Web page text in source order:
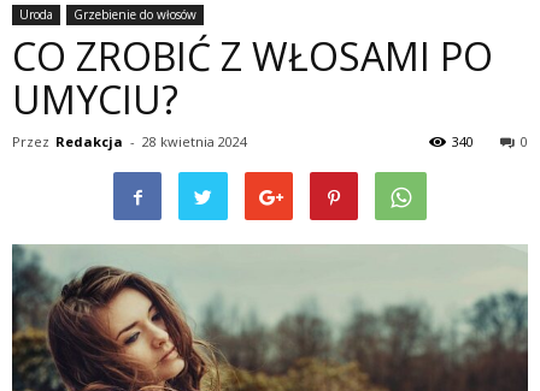
Uroda Grzebienie do włosów
CO ZROBIĆ Z WŁOSAMI PO
UMYCIU?
Przez Redakcja - 28 kwietnia 2024 0
340